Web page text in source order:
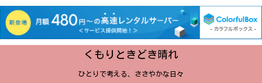
くもりときどき晴れ
ひとりで考える、ささやかな日々